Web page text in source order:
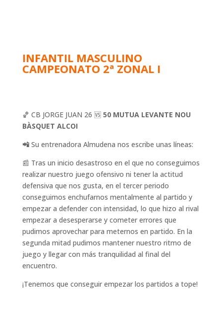
INFANTIL MASCULINO
CAMPEONATO 2ª ZONAL I
🏀 CB JORGE JUAN 26 🆚50 MUTUA LEVANTE NOU
BÀSQUET ALCOI
📲Su entrenadora Almudena nos escribe unas líneas:
📰 Tras un inicio desastroso en el que no conseguimos
realizar nuestro juego ofensivo ni tener la actitud
defensiva que nos gusta, en el tercer periodo
conseguimos enchufarnos mentalmente al partido y
empezar a defender con intensidad, lo que hizo al rival
empezar a desesperarse y cometer errores que
pudimos aprovechar para meternos en partido. En la
segunda mitad pudimos mantener nuestro ritmo de
juego y llegar con más tranquilidad al final del
encuentro.
¡Tenemos que conseguir empezar los partidos a tope!